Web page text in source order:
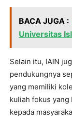
BACA JUGA :
Universitas
Selain itu, IAIN
pendukungnya
yang memiliki
kuliah fokus
kepada